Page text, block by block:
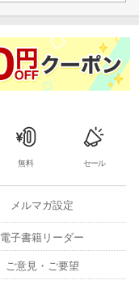
無料 セール
メルマガ設定
電子書籍リーダー
ご意見・ご要望